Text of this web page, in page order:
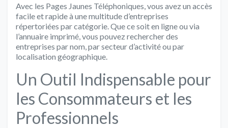
Avec les Pages Jaunes Téléphoniques, vous avez un accès
facile et rapide à une multitude d’entreprises
répertoriées par catégorie. Que ce soit en ligne ou via
l’annuaire imprimé, vous pouvez rechercher des
entreprises par nom, par secteur d’activité ou par
localisation géographique.
Un Outil Indispensable pour
les Consommateurs et les
Professionnels